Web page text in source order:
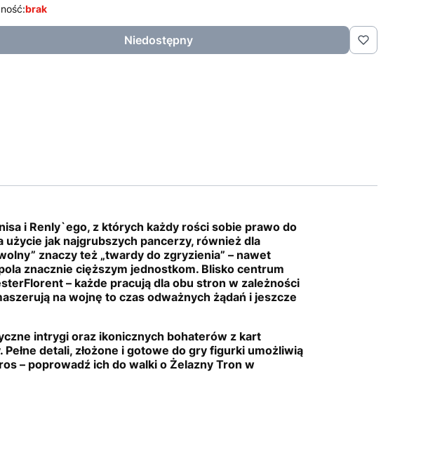
brak
Niedostępny
i Renly`ego, z których każdy rości sobie prawo do
jak najgrubszych pancerzy, również dla
znaczy też „twardy do zgryzienia” – nawet
znacznie cięższym jednostkom. Blisko centrum
– każde pracują dla obu stron w zależności
na wojnę to czas odważnych żądań i jeszcze
intrygi oraz ikonicznych bohaterów z kart
detali, złożone i gotowe do gry figurki umożliwią
– poprowadź ich do walki o Żelazny Tron w